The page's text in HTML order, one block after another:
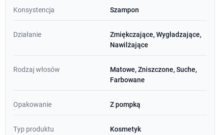
Konsystencja Szampon
Działanie
Zmiękczające, Wygładzające,
Nawilżające
Rodzaj włosów
Matowe, Zniszczone, Suche,
Farbowane
Opakowanie Z pompką
Typ produktu Kosmetyk